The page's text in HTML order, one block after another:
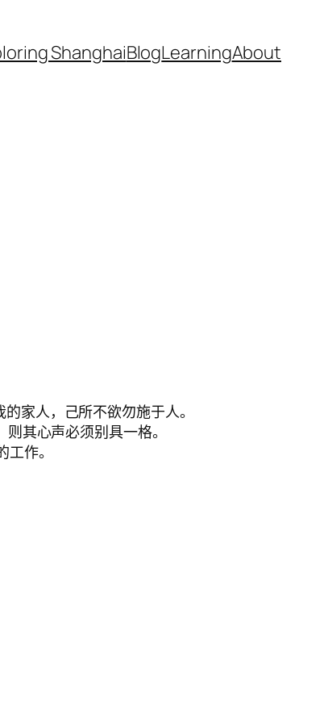
ShanghaiBlogLearningAbout
家人，己所不欲勿施于人。
其心声必须别具一格。
作。